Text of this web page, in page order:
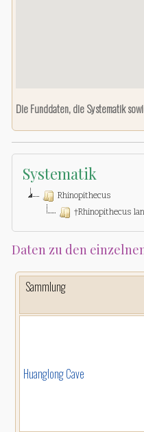
Die Funddaten, die Systematik
Systematik
Rhinopithecus
†Rhinopithecus
Daten zu den
Sammlung
Huanglong Cave